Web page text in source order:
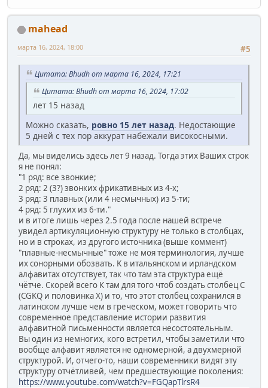
mahead
#5
марта 16, 2024, 18:00
Цитата: Bhudh от марта 16, 2024, 17:21
Цитата: Bhudh от марта 16, 2024, 17:02
лет 15 назад
Можно сказать, ровно 15 лет назад. Недостающие
5 дней с тех пор аккурат набежали високосными.
Да, мы виделись здесь лет 9 назад. Тогда этих Ваших строк
я не понял:
"1 ряд: все звонкие;
2 ряд: 2 (3?) звонких фрикативных из 4-х;
3 ряд: 3 плавных (или 4 несмычных) из 5-ти;
4 ряд: 5 глухих из 6-ти."
и в итоге лишь через 2.5 года после нашей встрече
увидел артикуляционную структуру не только в столбцах,
но и в строках, из другого источника (выше коммент)
"плавные-несмычные" тоже не моя терминология, лучше
их сонорными обозвать. K в итальянском и ирландском
алфавитах отсутствует, так что там эта структура ещё
чётче. Скорей всего К там для того чтоб создать столбец C
(CGKQ и половинка Х) и то, что этот столбец сохранился в
латинском лучше чем в греческом, может говорить что
современное представление истории развития
алфавитной письменности является несостоятельным.
Вы один из немногих, кого встретил, чтобы заметили что
вообще алфавит является не одномерной, а двухмерной
структурой. И, отчего-то, наши современники видят эту
структуру отчётливей, чем предшествующие поколения:
https://www.youtube.com/watch?v=FGQapTlrsR4